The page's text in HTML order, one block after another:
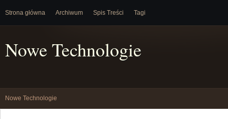
Strona główna Archiwum Spis Treści Tagi
Nowe Technologie
Nowe Technologie